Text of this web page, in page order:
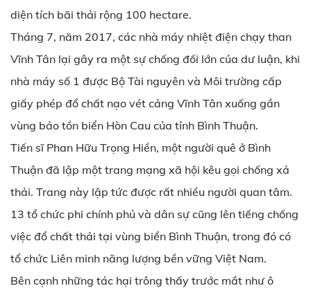
diện tích bãi thải rộng 100 hectare.
Tháng 7, năm 2017, các nhà máy nhiệt điện chạy than
Vĩnh Tân lại gây ra một sự chống đối lớn của dư luận, khi
nhà máy số 1 được Bộ Tài nguyên và Môi trường cấp
giấy phép đổ chất nạo vét cảng Vĩnh Tân xuống gần
vùng bảo tồn biển Hòn Cau của tỉnh Bình Thuận.
Tiến sĩ Phan Hữu Trọng Hiền, một người quê ở Bình
Thuận đã lập một trang mạng xã hội kêu gọi chống xả
thải. Trang này lập tức được rất nhiều người quan tâm.
13 tổ chức phi chính phủ và dân sự cũng lên tiếng chống
việc đổ chất thải tại vùng biển Bình Thuận, trong đó có
tổ chức Liên minh năng lượng bền vững Việt Nam.
Bên cạnh những tác hại trông thấy trước mắt như ô